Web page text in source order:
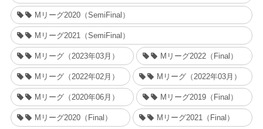
Mリーグ2020（SemiFinal）
Mリーグ2021（SemiFinal）
Mリーグ（2023年03月） Mリーグ2022（Final）
Mリーグ（2022年02月） Mリーグ（2022年03月）
Mリーグ（2020年06月） Mリーグ2019（Final）
Mリーグ2020（Final） Mリーグ2021（Final）